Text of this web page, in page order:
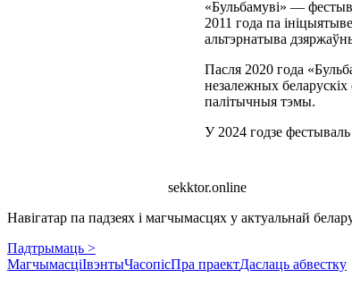
«Бульбамуві» —
2011 года па
альтэрнатыва
Пасля 2020 года
незалежных
палітычныя тэмы.
У 2024 годзе
sekktor.online
Навігатар па падзеях і магчымасцях у актуальнай
Падтрымаць >
МагчымасціІвэнтыЧасопісПра праектДаслаць абвестку